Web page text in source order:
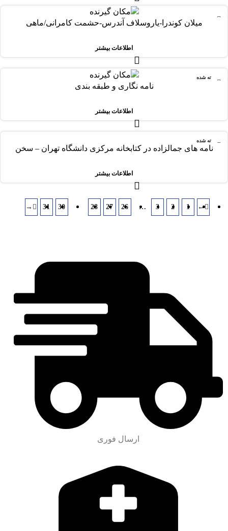
فروخته شدهمیلان کوندرا-یاروسلاف آندرس-حشمت کامرانی/ماهی
اطلاعات بیشتر
فروخته شده
نامه نگاری و طبقه بندی
اطلاعات بیشتر
فروخته شده
نامه های جمالزاده در کتابخانه مرکزی دانشگاه تهران – سخن
اطلاعات بیشتر
←
1
2
3
…
26
27
28
29
30
31
→
ارسال فوری